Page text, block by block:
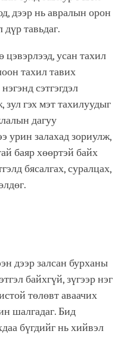
дээр нь авралын орон
тавьдаг.
цэвэрлээд, усан тахил
тахил тавих
сэтгэгдэл
гэх мэт тахилуудыг
дагуу
урин залахад зориулж,
баяр хөөртэй байх
бясалгах, суралцах,
дээр залсан бурханы
байхгүй, зүгээр нэг
төлөвт аваачих
шалгадаг. Бид
бүгдийг нь хийвэл